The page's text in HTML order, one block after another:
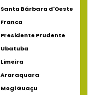
Santa Bárbara d'Oeste
Franca
Presidente Prudente
Ubatuba
Limeira
Araraquara
Mogi Guaçu